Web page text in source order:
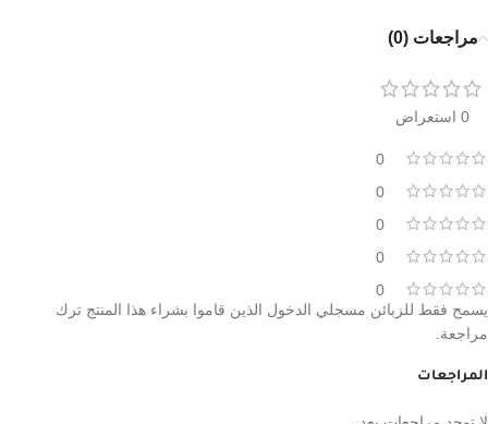
مراجعات (0)
0 استعراض
0
0
0
0
0
المراجعات
يسمح فقط للزبائن مسجلي الدخول الذين قاموا بشراء هذا المنتج ترك
مراجعة.